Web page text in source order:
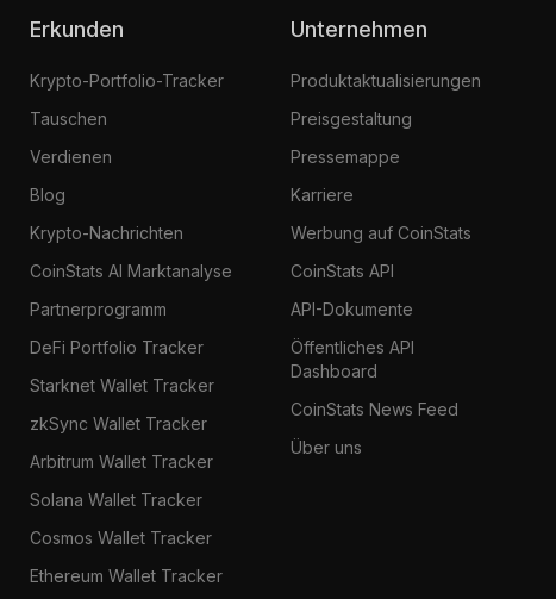
Erkunden
Krypto-Portfolio-Tracker
Tauschen
Verdienen
Blog
Krypto-Nachrichten
CoinStats AI Marktanalyse
Partnerprogramm
DeFi Portfolio Tracker
Starknet Wallet Tracker
zkSync Wallet Tracker
Arbitrum Wallet Tracker
Solana Wallet Tracker
Cosmos Wallet Tracker
Ethereum Wallet Tracker
Unternehmen
Produktaktualisierungen
Preisgestaltung
Pressemappe
Karriere
Werbung auf CoinStats
CoinStats API
API-Dokumente
Öffentliches API
Dashboard
CoinStats News Feed
Über uns